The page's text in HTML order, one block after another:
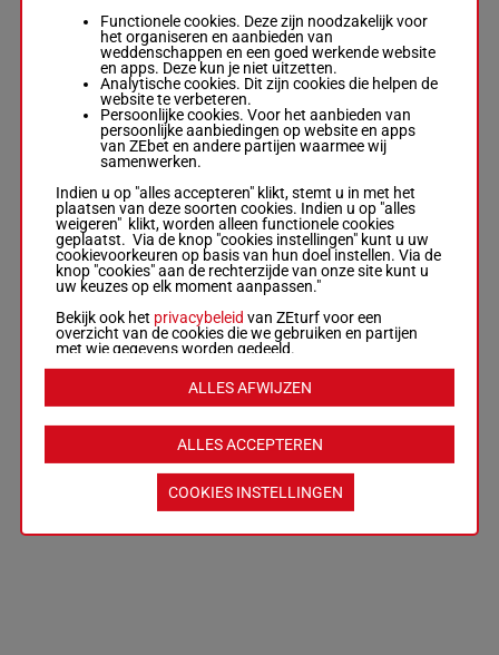
Functionele cookies. Deze zijn noodzakelijk voor
het organiseren en aanbieden van
weddenschappen en een goed werkende website
en apps. Deze kun je niet uitzetten.
Analytische cookies. Dit zijn cookies die helpen de
website te verbeteren.
Persoonlijke cookies. Voor het aanbieden van
persoonlijke aanbiedingen op website en apps
van ZEbet en andere partijen waarmee wij
samenwerken.
Indien u op "alles accepteren" klikt, stemt u in met het
plaatsen van deze soorten cookies. Indien u op "alles
weigeren" klikt, worden alleen functionele cookies
geplaatst. Via de knop "cookies instellingen" kunt u uw
cookievoorkeuren op basis van hun doel instellen. Via de
knop "cookies" aan de rechterzijde van onze site kunt u
uw keuzes op elk moment aanpassen."
Bekijk ook het privacybeleid van ZEturf voor een
overzicht van de cookies die we gebruiken en partijen
met wie gegevens worden gedeeld.
ALLES ACCEPTEREN
ALLES AFWIJZEN
COOKIES INSTELLINGEN